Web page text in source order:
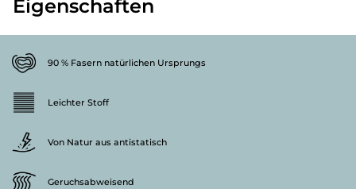
Eigenschaften
90 % Fasern natürlichen Ursprungs
Leichter Stoff
Von Natur aus antistatisch
Geruchsabweisend